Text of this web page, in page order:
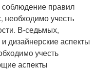
соблюдение правил
необходимо учесть
В-седьмых,
дизайнерские аспекты
учесть
аспекты